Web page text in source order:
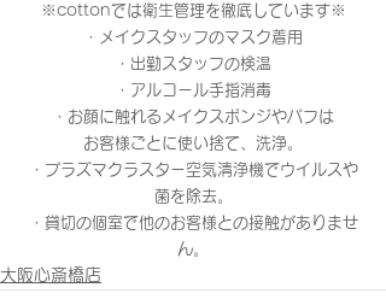
※cottonでは衛生管理を徹底しています※
・メイクスタッフのマスク着用
・出勤スタッフの検温
・アルコール手指消毒
・お顔に触れるメイクスポンジやパフは
お客様ごとに使い捨て、洗浄。
・プラズマクラスター空気清浄機でウイルスや
菌を除去。
・貸切の個室で他のお客様との接触がありませ
ん。
大阪心斎橋店